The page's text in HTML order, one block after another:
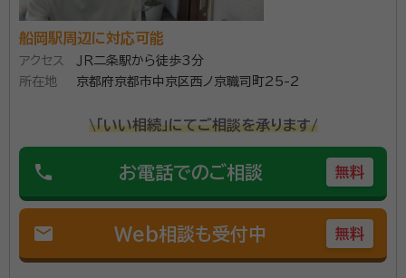
船岡駅周辺に対応可能
アクセス
ＪＲ二条駅から徒歩3分
所在地
京都府京都市中京区西ノ京職司町25-2
\「いい相続」にてご相談を承ります/
phone お電話でのご相談 無料
mail Web相談も受付中 無料